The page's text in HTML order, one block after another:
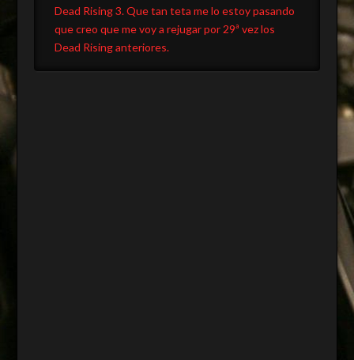
Dead Rising 3. Que tan teta me lo estoy pasando
que creo que me voy a rejugar por 29ª vez los
Dead Rising anteriores.